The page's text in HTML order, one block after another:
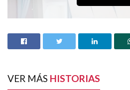
VER MÁS HISTORIAS